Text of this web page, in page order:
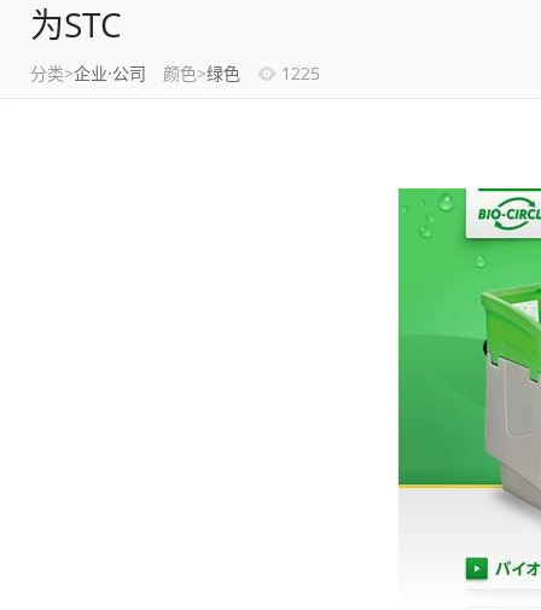
为STC
分类>企业·公司 颜色>绿色 1225